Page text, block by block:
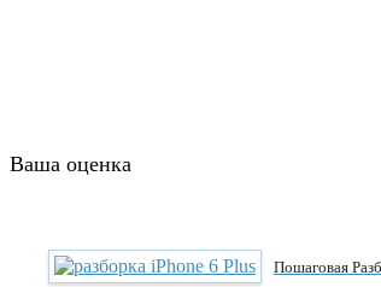
Ваша оценка
Пошаговая